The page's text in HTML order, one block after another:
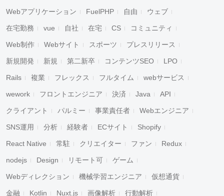
Webアプリケーション FuelPHP 自由 ウェブ
在宅勤務 vue 自社 在宅 CS コミュニティ
Web制作 Webサイト スポーツ プレスリリース
新規開発 新規 第二新卒 コンテンツSEO LPO
Rails 複業 フレックス フルタイム webサービス
wework フロントエンジニア 決済 Java API
クライアント パルミー 事業責任者 Webエンジニア
SNS運用 分析 経験者 ECサイト Shopify
React Native 常駐 クリエイター ファン Redux
nodejs Design リモート可 ゲーム
Webディレクション 機械学習エンジニア 仮想通貨
金融 Kotlin Nuxt.js 画像解析 行動解析